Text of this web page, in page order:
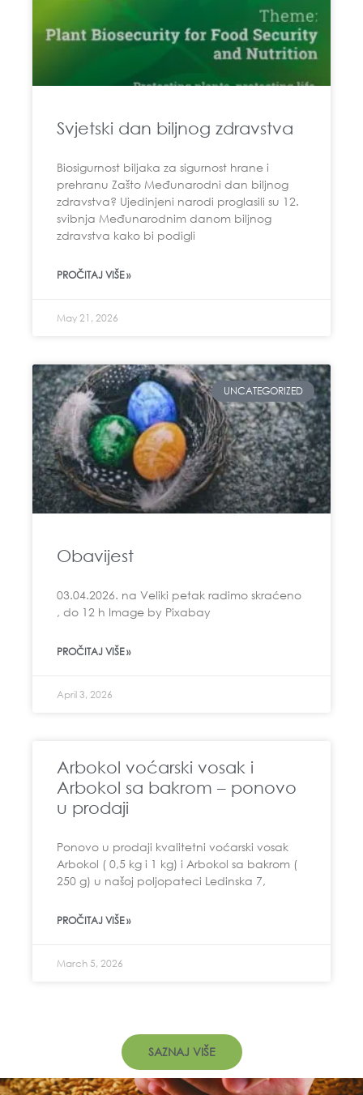
Svjetski dan biljnog zdravstva
Biosigurnost biljaka za sigurnost hrane i
prehranu Zašto Međunarodni dan biljnog
zdravstva? Ujedinjeni narodi proglasili su 12.
svibnja Međunarodnim danom biljnog
zdravstva kako bi podigli
PROČITAJ VIŠE »
May 21, 2026
UNCATEGORIZED
Obavijest
03.04.2026. na Veliki petak radimo skraćeno
, do 12 h Image by Pixabay
PROČITAJ VIŠE »
April 3, 2026
Arbokol voćarski vosak i
Arbokol sa bakrom – ponovo
u prodaji
Ponovo u prodaji kvalitetni voćarski vosak
Arbokol ( 0,5 kg i 1 kg) i Arbokol sa bakrom (
250 g) u našoj poljopateci Ledinska 7,
PROČITAJ VIŠE »
March 5, 2026
SAZNAJ VIŠE